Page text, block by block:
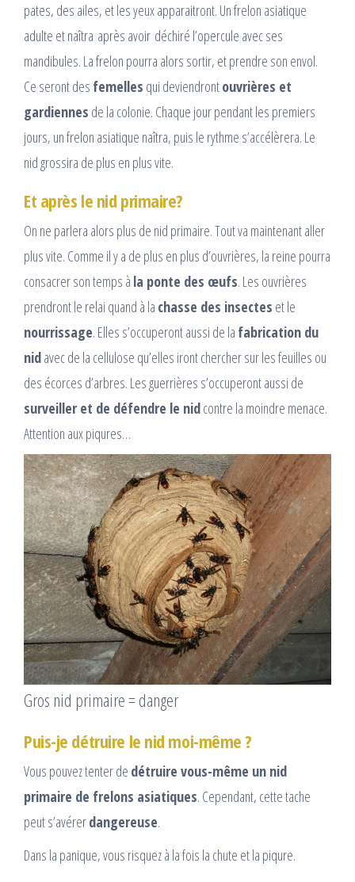
pates, des ailes, et les yeux apparaitront. Un frelon asiatique
adulte et naîtra après avoir déchiré l’opercule avec ses
mandibules. La frelon pourra alors sortir, et prendre son envol.
Ce seront des femelles qui deviendrontouvrières et
gardiennes de la colonie. Chaque jour pendant les premiers
jours, un frelon asiatique naîtra, puis le rythme s’accélèrera. Le
nid grossira de plus en plus vite.
Et après le nid primaire?
On ne parlera alors plus de nid primaire. Tout va maintenant aller
plus vite. Comme il y a de plus en plus d’ouvrières, la reine pourra
consacrer son temps à la ponte des œufs. Les ouvrières
prendront le relai quand à la chasse des insectes et le
nourrissage. Elles s’occuperont aussi de la fabrication du
nidavec de la cellulose qu’elles iront chercher sur les feuilles ou
des écorces d’arbres. Les guerrières s’occuperont aussi de
surveiller et de défendre le nidcontre la moindre menace.
Attention aux piqures…
Gros nid primaire = danger
Puis-je détruire le nid moi-même ?
Vous pouvez tenter de détruire vous-même un nid
primaire de frelons asiatiques. Cependant, cette tache
peut s’avérerdangereuse.
Dans la panique, vous risquez à la fois la chute et la piqure.